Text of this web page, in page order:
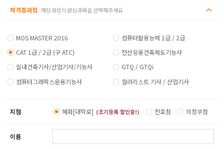
자격증과정 해당과정의 관심과목을 선택해주세요
MOS MASTER 2016
컴퓨터활용능력 1급 / 2급
CAT 1급 / 2급 (구 ATC)
전산응용건축제도기능사
실내건축기사/산업기사/기능사
GTQ / GTQi
컴퓨터그래픽스운용기능사
컬러리스트 기사 / 산업기사
지점 혜화[대학로] (조기등록 할인중!) 천호점 의정부점
이름